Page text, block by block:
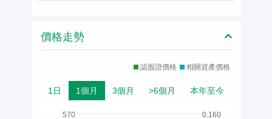
價格走勢
認股證價格 相關資產價格
1日 1個月 3個月 >6個月 本年至今
570 0.160